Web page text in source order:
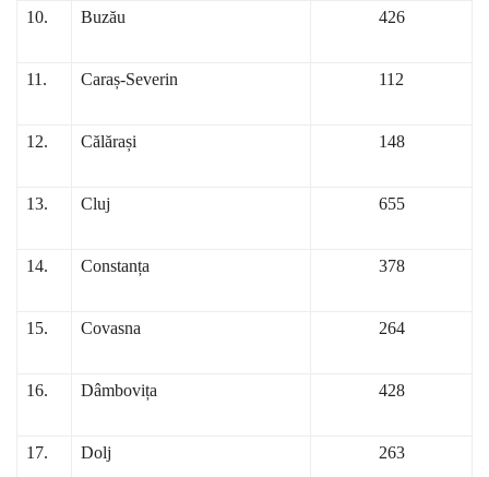
10. Buzău 426
11. Caraș-Severin 112
12. Călărași 148
13. Cluj 655
14. Constanța 378
15. Covasna 264
16. Dâmbovița 428
17. Dolj 263